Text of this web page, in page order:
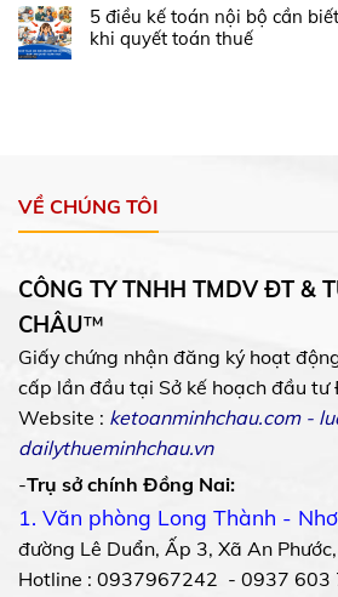
5 điều kế toán nội bộ cần
khi quyết toán thuế
VỀ CHÚNG TÔI
CÔNG TY TNHH TMDV ĐT &
CHÂU™
Giấy chứng nhận đăng ký hoạt
cấp lần đầu tại Sở kế hoạch đầu tư
Website : ketoanminhchau.com-
dailythueminhchau.vn
-Trụ sở chính Đồng Nai:
1. Văn phòng Long Thành -
đường Lê Duẩn, Ấp 3, Xã An
Hotline : 0937967242 - 0937 603